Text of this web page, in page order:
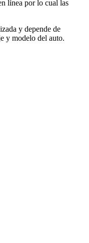
línea por lo cual las
y depende de
y modelo del auto.